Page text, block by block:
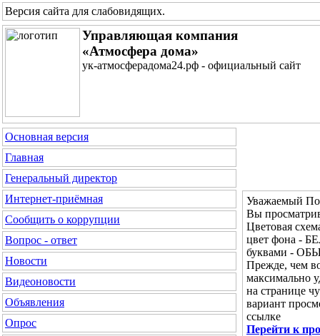
Версия сайта для слабовидящих.
Управляющая компания
«Атмосфера дома»
ук-атмосферадома24.рф - официальный сайт
Основная версия
Главная
Генеральный директор
Интернет-приёмная
Сообщить о коррупции
Вопрос - ответ
Новости
Видеоновости
Объявления
Опрос
Уважаемый
Вы
Цветовая
цвет фона -
буквами -
Прежде, чем
максимально
на странице
вариант
ссылке
Перейти к